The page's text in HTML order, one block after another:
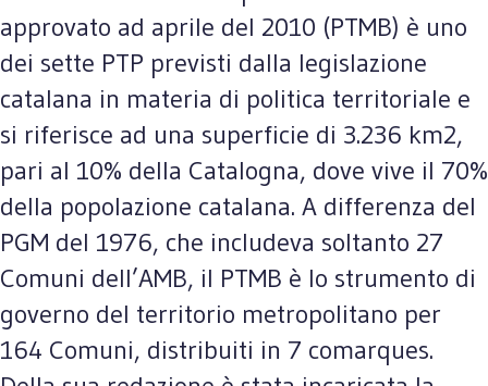
approvato ad aprile del 2010 (PTMB) è uno
dei sette PTP previsti dalla legislazione
catalana in materia di politica territoriale e
si riferisce ad una superficie di 3.236 km2,
pari al 10% della Catalogna, dove vive il 70%
della popolazione catalana. A differenza del
PGM del 1976, che includeva soltanto 27
Comuni dell’AMB, il PTMB è lo strumento di
governo del territorio metropolitano per
164 Comuni, distribuiti in 7 comarques.